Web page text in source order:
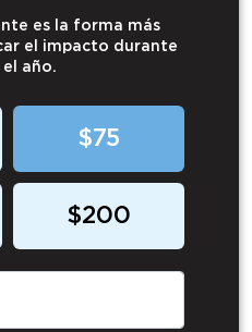
es la forma más
el impacto durante
año.
$75
$200